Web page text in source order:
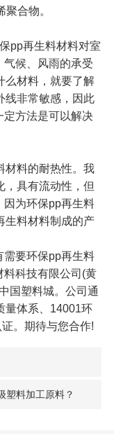
合物。
pp再生料材料对室
候、风雨的承受
么材料，就要了解
线非常敏感，因此
定方法是可以解决
料的耐热性。我
，具有流动性，但
因为环保pp再生料
生料材料制成的产
要环保pp再生料
料科技有限公司(黄
国塑料城。公司通
量体系、14001环
。期待与您合作!
塑料加工原料？